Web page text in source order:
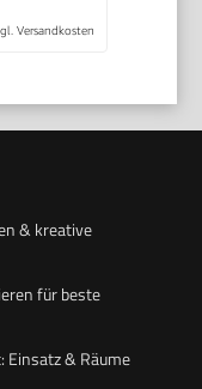
Versandkosten
& kreative
für beste
& Räume